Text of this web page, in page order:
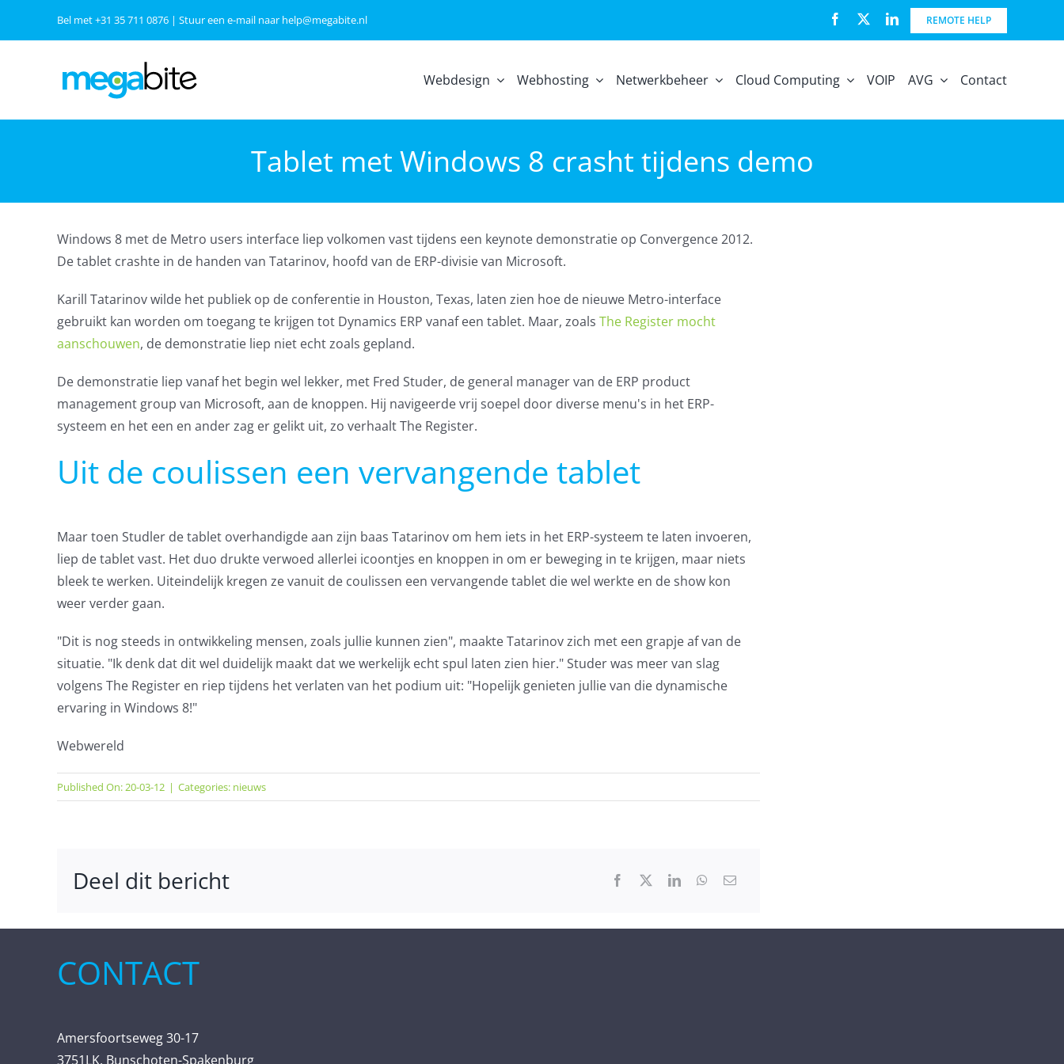
Bel met+31 35 711 0876| Stuur een e-mail naar help@megabite.nl REMOTE HELP
Webdesign Webhosting Netwerkbeheer Cloud Computing VOIP AVG Contact
Tablet met Windows 8 crasht tijdens demo
Windows 8 met de Metro users interface liep volkomen vast tijdens een keynote demonstratie op Convergence 2012.
De tablet crashte in de handen van Tatarinov, hoofd van de ERP-divisie van Microsoft.
Karill Tatarinov wilde het publiek op de conferentie in Houston, Texas, laten zien hoe de nieuwe Metro-interface
gebruikt kan worden om toegang te krijgen tot Dynamics ERP vanaf een tablet. Maar, zoals The Register mocht
aanschouwen, de demonstratie liep niet echt zoals gepland.
De demonstratie liep vanaf het begin wel lekker, met Fred Studer, de general manager van de ERP product
management group van Microsoft, aan de knoppen. Hij navigeerde vrij soepel door diverse menu's in het ERP-
systeem en het een en ander zag er gelikt uit, zo verhaalt The Register.
Uit de coulissen een vervangende tablet
Maar toen Studler de tablet overhandigde aan zijn baas Tatarinov om hem iets in het ERP-systeem te laten invoeren,
liep de tablet vast. Het duo drukte verwoed allerlei icoontjes en knoppen in om er beweging in te krijgen, maar niets
bleek te werken. Uiteindelijk kregen ze vanuit de coulissen een vervangende tablet die wel werkte en de show kon
weer verder gaan.
"Dit is nog steeds in ontwikkeling mensen, zoals jullie kunnen zien", maakte Tatarinov zich met een grapje af van de
situatie. "Ik denk dat dit wel duidelijk maakt dat we werkelijk echt spul laten zien hier." Studer was meer van slag
volgens The Register en riep tijdens het verlaten van het podium uit: "Hopelijk genieten jullie van die dynamische
ervaring in Windows 8!"
Webwereld
Published On: 20-03-12 | Categories: nieuws
Deel dit bericht
CONTACT
Amersfoortseweg 30-17
3751LK, Bunschoten-Spakenburg